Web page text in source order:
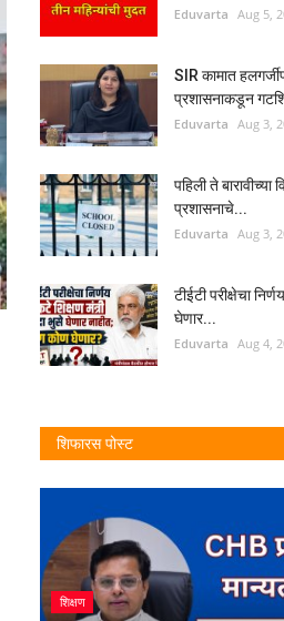
Eduvarta Aug 5,
SIR कामात
प्रशासनाकडून
Eduvarta Aug 3,
पहिली ते बारावीच्या
प्रशासनाचे...
Eduvarta Aug 3,
टीईटी परीक्षेचा
घेणार...
Eduvarta Aug 4,
शिफारस पोस्ट
शिक्षण